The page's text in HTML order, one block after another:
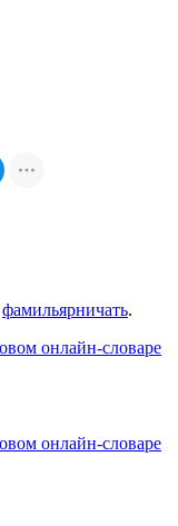
фамильярничать.
онлайн-словаре
онлайн-словаре